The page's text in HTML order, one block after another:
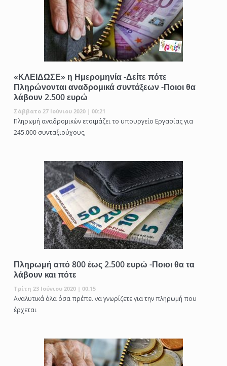
«ΚΛΕΙΔΩΣΕ» η Ημερομηνία -Δείτε πότε
Πληρώνονται αναδρομικά συντάξεων -Ποιοι θα
λάβουν 2.500 ευρώ
Σάββατο 27 Ιούνιου 2020 | 00:21
Πληρωμή αναδρομικών ετοιμάζει το υπουργείο Εργασίας για
245.000 συνταξιούχους,
Πληρωμή από 800 έως 2.500 ευρώ -Ποιοι θα τα
λάβουν και πότε
Τρίτη 23 Ιούνιου 2020 | 00:15
Αναλυτικά όλα όσα πρέπει να γνωρίζετε για την πληρωμή που
έρχεται